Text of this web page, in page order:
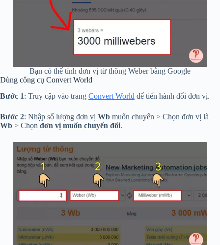
Bạn có thể tính đơn vị từ thông Weber bằng Google
Dùng công cụ Convert World
Bước 1: Truy cập vào trang Convert World để tiến hành đổi đơn vị.
Bước 2: Nhập số lượng đơn vị Wb muốn chuyển > Chọn đơn vị là
Wb > Chọn đơn vị muốn chuyển đổi.